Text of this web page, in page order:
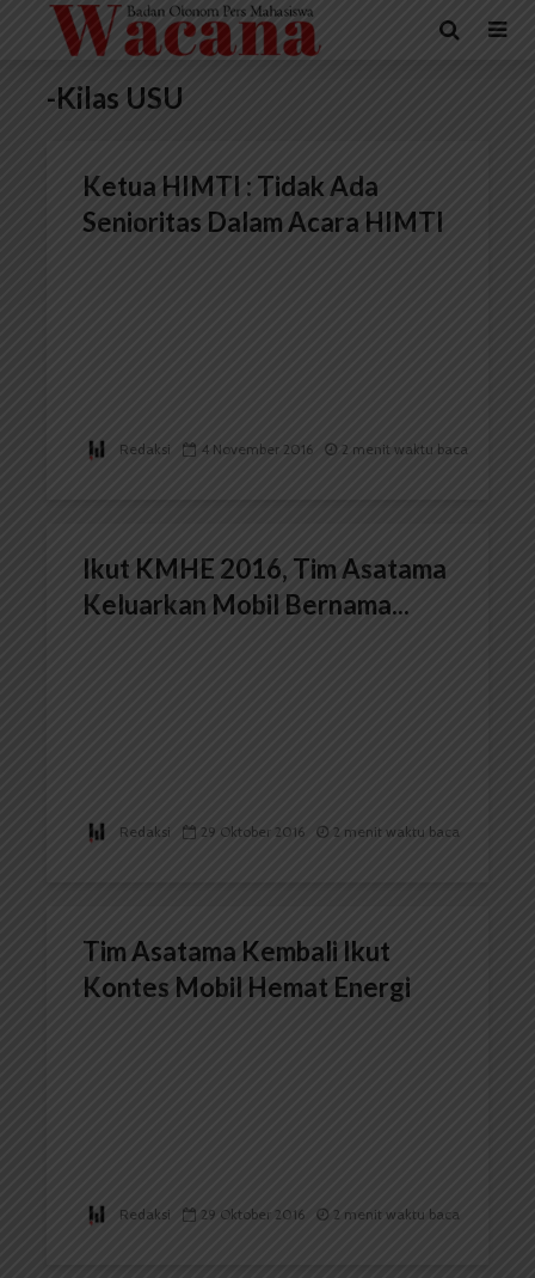
-Kilas USU
Ketua HIMTI : Tidak Ada
Senioritas Dalam Acara HIMTI
Redaksi 4 November 2016 2 menit waktu baca
Ikut KMHE 2016, Tim Asatama
Keluarkan Mobil Bernama...
Redaksi 29 Oktober 2016 2 menit waktu baca
Tim Asatama Kembali Ikut
Kontes Mobil Hemat Energi
Redaksi 29 Oktober 2016 2 menit waktu baca